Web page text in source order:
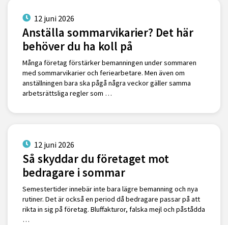
12 juni 2026
Anställa sommarvikarier? Det här
behöver du ha koll på
Många företag förstärker bemanningen under sommaren
med sommarvikarier och feriearbetare. Men även om
anställningen bara ska pågå några veckor gäller samma
arbetsrättsliga regler som …
12 juni 2026
Så skyddar du företaget mot
bedragare i sommar
Semestertider innebär inte bara lägre bemanning och nya
rutiner. Det är också en period då bedragare passar på att
rikta in sig på företag. Bluffakturor, falska mejl och påstådda
…